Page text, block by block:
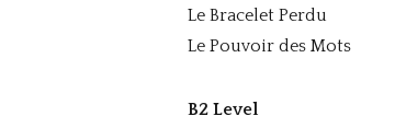
Le Bracelet Perdu
Le Pouvoir des Mots
B2 Level